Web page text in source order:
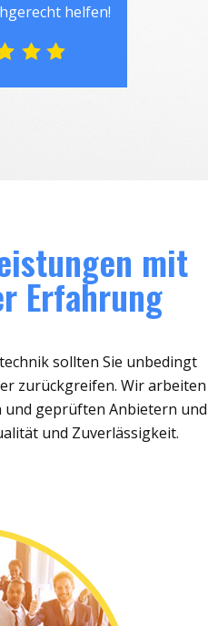
helfen!
mit
Erfahrung
sollten Sie unbedingt
zurückgreifen. Wir arbeiten
geprüften Anbietern und
und Zuverlässigkeit.